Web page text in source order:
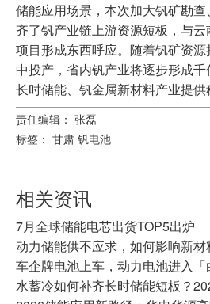
储能应用场景，本次加大钒矿勘
齐了钒产业链上游资源短板，与
项目形成东西呼应。随着钒矿资
中投产，省内钒产业将逐步形成
长时储能、钒金属新材料产业提供
责任编辑： 张磊
标签： 甘肃 钒电池
相关资讯
7月全球储能电芯出货TOP5出炉
车企牌电池上车，动力电池进入